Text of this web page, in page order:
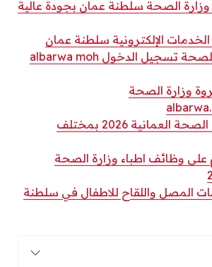
الصحة سلطنة عمان بجودة عالية
الإلكترونية سلطنة عمان
البروة وزارة الصحة تسجيل الدخول albarwa moh
وزارة الصحة
وظائف وزارة الصحة العمانية 2026 بمختلف
على وظائف اطباء وزارة الصحة
المصل واللقاح للاطفال في سلطنة